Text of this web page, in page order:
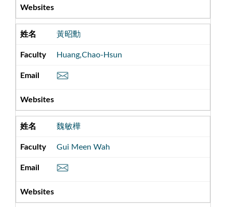
黃昭勳
Huang,Chao-Hsun
魏敏樺
Gui Meen Wah